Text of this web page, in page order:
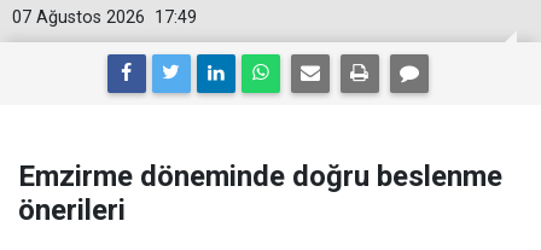
17:49
07 Ağustos 2026
Emzirme döneminde doğru beslenme
önerileri